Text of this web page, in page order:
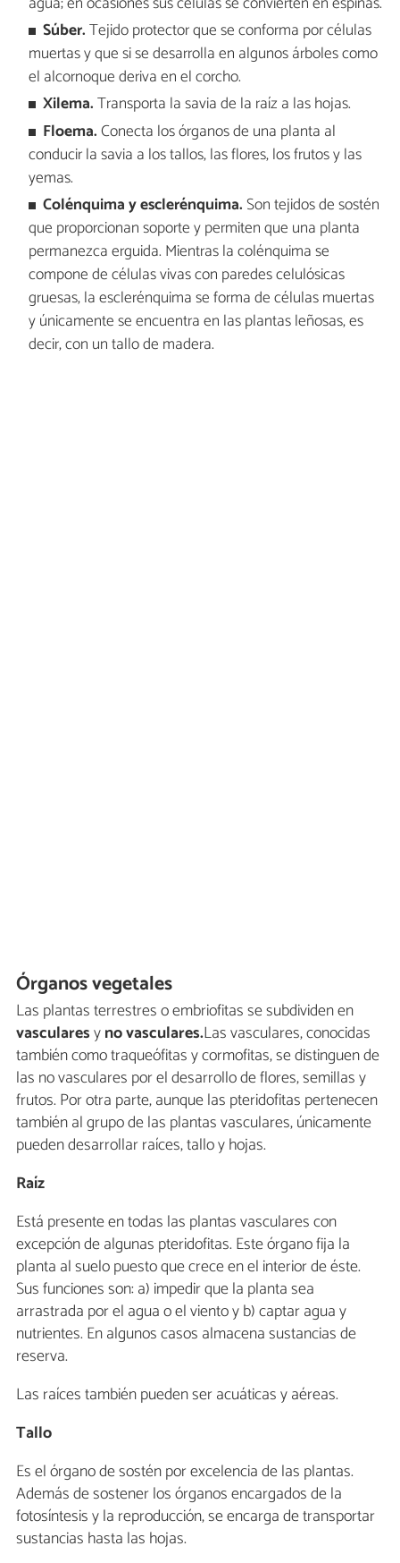
Súber.Tejido protector que se conforma por células
muertas y que si se desarrolla en algunos árboles como
el alcornoque deriva en el corcho.
Xilema.Transporta la savia de la raíz a las hojas.
Floema.Conecta los órganos de una planta al
conducir la savia a los tallos, las flores, los frutos y las
yemas.
Colénquima y esclerénquima.Son tejidos de sostén
que proporcionan soporte y permiten que una planta
permanezca erguida. Mientras la colénquima se
compone de células vivas con paredes celulósicas
gruesas, la esclerénquima se forma de células muertas
y únicamente se encuentra en las plantas leñosas, es
decir, con un tallo de madera.
Órganos vegetales
Las plantas terrestres o embriofitas se subdividen en
vascularesyno vasculares.Las vasculares, conocidas
también como traqueófitas y cormofitas, se distinguen de
las no vasculares por el desarrollo de flores, semillas y
frutos. Por otra parte, aunque las pteridofitas pertenecen
también al grupo de las plantas vasculares, únicamente
pueden desarrollar raíces, tallo y hojas.
Raíz
Está presente en todas las plantas vasculares con
excepción de algunas pteridofitas. Este órgano fija la
planta al suelo puesto que crece en el interior de éste.
Sus funciones son: a) impedir que la planta sea
arrastrada por el agua o el viento y b) captar agua y
nutrientes. En algunos casos almacena sustancias de
reserva.
Las raíces también pueden ser acuáticas y aéreas.
Tallo
Es el órgano de sostén por excelencia de las plantas.
Además de sostener los órganos encargados de la
fotosíntesis y la reproducción, se encarga de transportar
sustancias hasta las hojas.